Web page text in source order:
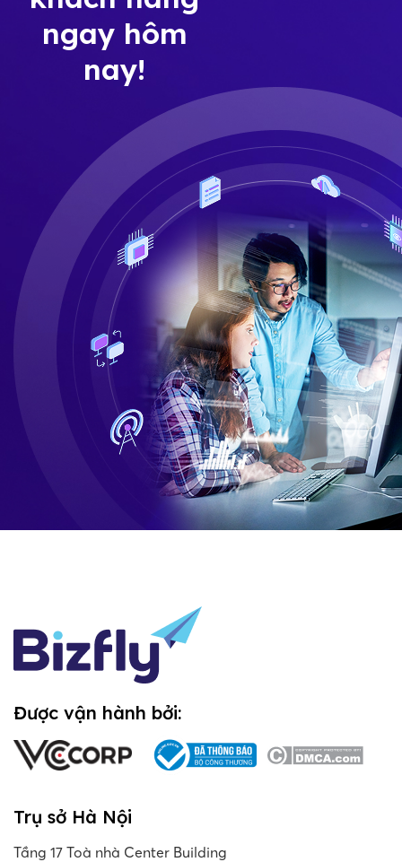
ngay hôm
nay!
Được vận hành bởi:
Trụ sở Hà Nội
Tầng 17 Toà nhà Center Building